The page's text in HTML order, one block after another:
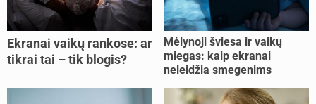
Ekranai vaikų rankose: ar
tikrai tai – tik blogis?
Mėlynoji šviesa ir vaikų
miegas: kaip ekranai
neleidžia smegenims